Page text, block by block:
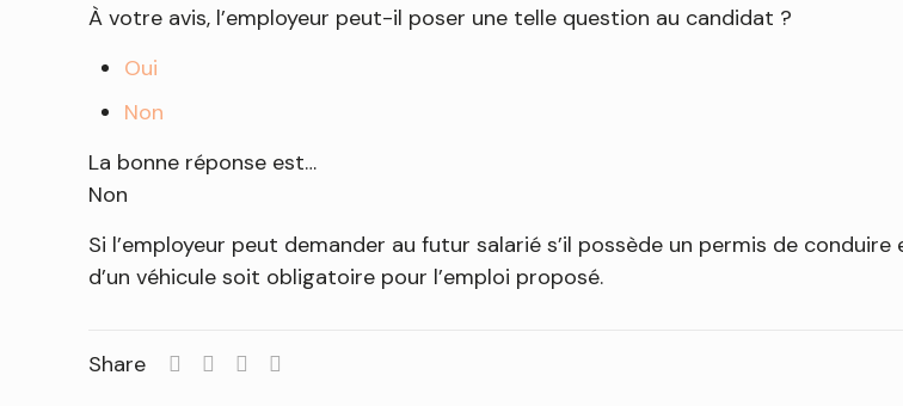
À votre avis, l’employeur peut-il poser une telle question au candidat ?
Oui
Non
La bonne réponse est…
Non
Si l’employeur peut demander au futur salarié s’il possède un permis de
d’un véhicule soit obligatoire pour l’emploi proposé.
Share